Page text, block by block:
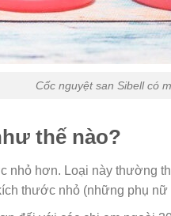
Cốc nguyệt san Sibell có
thế nào?
nhỏ hơn. Loại này thường
thước nhỏ (những phụ